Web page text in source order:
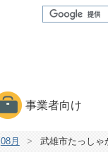
事業者向け
08月 > 武雄市たっしゃ